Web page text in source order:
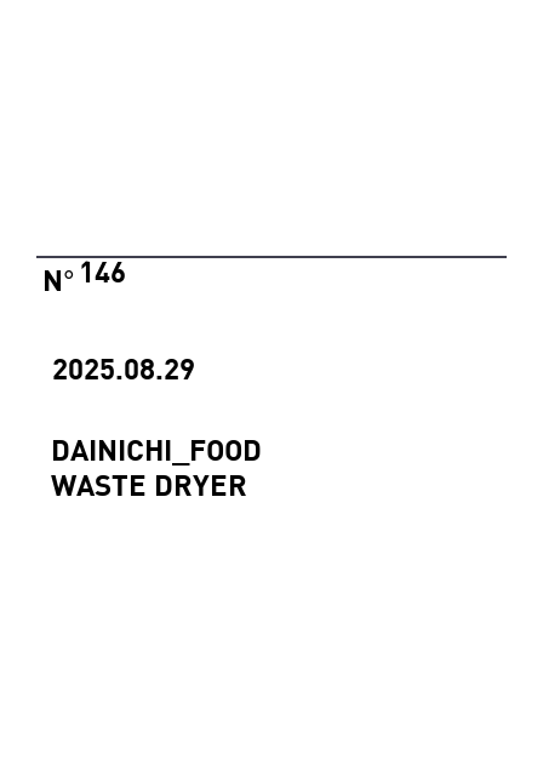
2025.08.29
DAINICHI_FOOD
WASTE DRYER
146
N°